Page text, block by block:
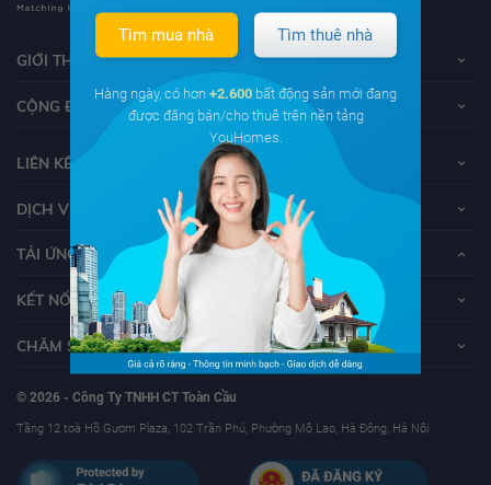
GIỚI THIỆU VỀ YOUHOMES
CỘNG ĐỒNG YOUHOMERS
LIÊN KẾT
DỊCH VỤ KHÁCH HÀNG
TẢI ỨNG DỤNG YOUHOMES
KẾT NỐI VỚI YOUHOMES
CHĂM SÓC KHÁCH HÀNG
© 2026 - Công Ty TNHH CT Toàn Cầu
Tầng 12 toà Hồ Gươm Plaza, 102 Trần Phú, Phường Mộ Lao, Hà Đông, Hà Nội
Tìm mua nhà Tìm thuê nhà
Hàng ngày, có hơn +2.600 bất động sản mới đang
được đăng bán/cho thuê trên nền tảng
YouHomes.